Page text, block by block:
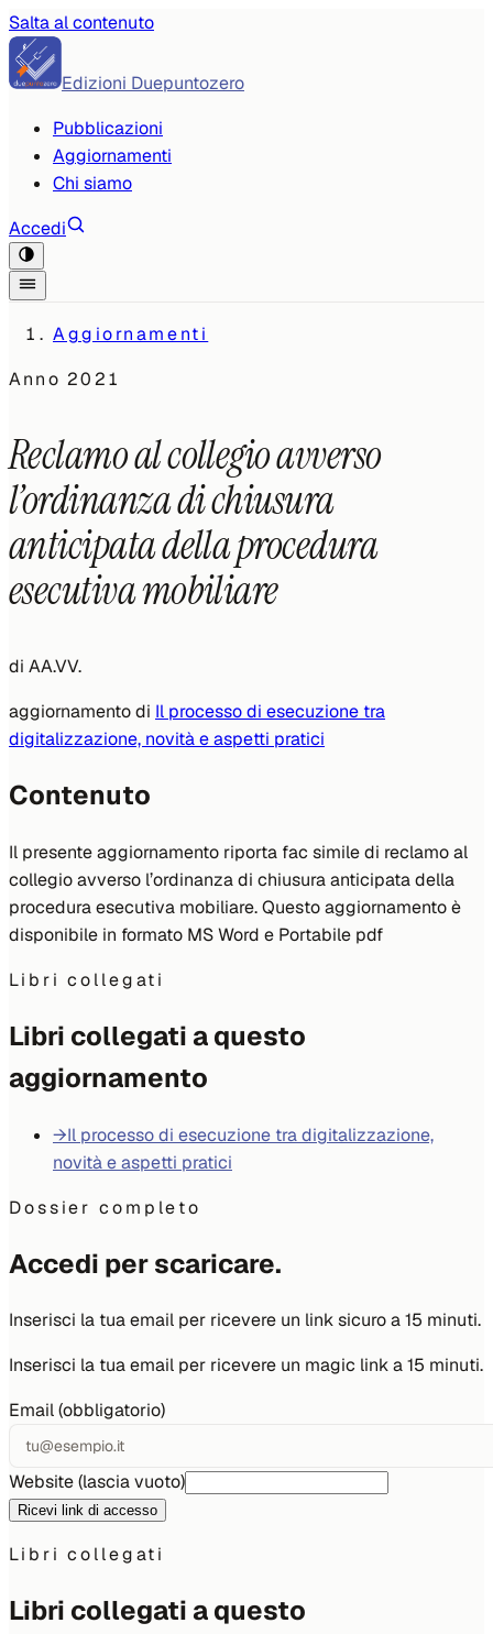
Salta al contenuto
Edizioni Duepuntozero
Pubblicazioni
Aggiornamenti
Chi siamo
Accedi
Aggiornamenti
Anno2021
Reclamo al collegio avverso
l’ordinanza di chiusura
anticipata della procedura
esecutiva mobiliare
di AA.VV.
aggiornamento di Il processo di esecuzione tra
digitalizzazione, novità e aspetti pratici
Contenuto
Il presente aggiornamento riporta fac simile di reclamo al
collegio avverso l’ordinanza di chiusura anticipata della
procedura esecutiva mobiliare. Questo aggiornamento è
disponibile in formato MS Word e Portabile pdf
Libri collegati
Libri collegati a questo
aggiornamento
→Il processo di esecuzione tra digitalizzazione,
novità e aspetti pratici
Dossier completo
Accedi per scaricare.
Inserisci la tua email per ricevere un link sicuro a 15 minuti.
Inserisci la tua email per ricevere un magic link a 15 minuti.
Email (obbligatorio)
Website (lascia vuoto)
Ricevi link di accesso
Libri collegati
Libri collegati a questo